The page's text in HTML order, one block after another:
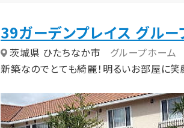
39ガーデンプレイス グルー
茨城県 ひたちなか市
グループホーム
新築なのでとても綺麗！明るいお部屋に笑